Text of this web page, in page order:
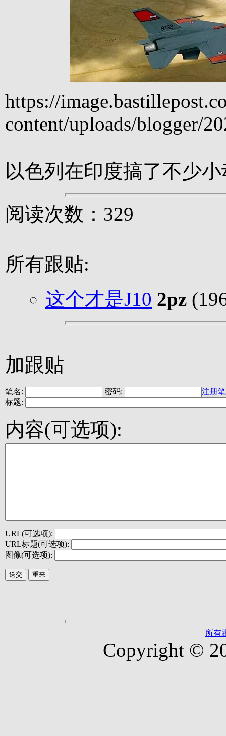
https://
content/uploads/blogger/
以色列在印度搞了不少
阅读次数：329
所有跟贴:
这个才是J10 2pz
加跟贴
笔名: 密码:
注册
标题:
内容(可选项):
URL(可选项):
URL标题(可选项):
图像(可选项):
所有
Copyright ©